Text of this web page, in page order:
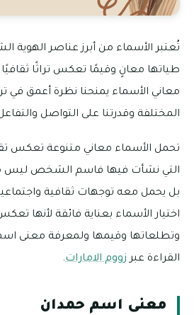
تُعتبر الأسماء من أبرز عناصر
طياتها معانٍ وقيمًا تعكس تراثًا ثقافيًا
معاني الأسماء يمنحنا نظرة أعمق في
المختلفة وقدرتنا على التواصل
تحمل الأسماء معاني متنوعة تعكس
التي نشأت فيها فاسم الشخص ليس
بل يحمل معه توجهات ثقافية واجتماعية
اختيار الأسماء بعناية فائقة لأنها
وتطلعاتها وقيمها ولمعرفة معنى
القراءة عبر زووم الامارات.
معنى اسم حمدان